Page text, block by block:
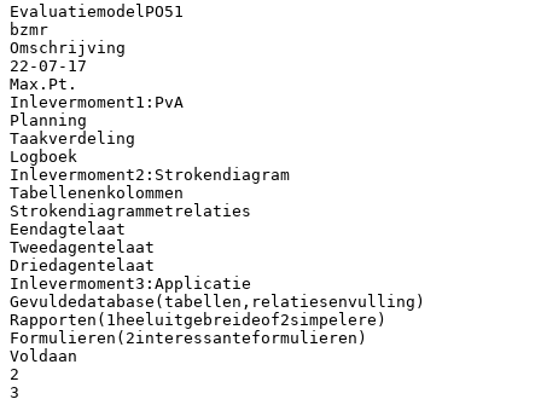
EvaluatiemodelPO51
bzmr
Omschrijving
22-07-17
Max.Pt.
Inlevermoment1:PvA
Planning
Taakverdeling
Logboek
Inlevermoment2:Strokendiagram
Tabellenenkolommen
Strokendiagrammetrelaties
Eendagtelaat
Tweedagentelaat
Driedagentelaat
Inlevermoment3:Applicatie
Gevuldedatabase(tabellen,relatiesenvulling)
Rapporten(1heeluitgebreideof2simpelere)
Formulieren(2interessanteformulieren)
Voldaan
2
3